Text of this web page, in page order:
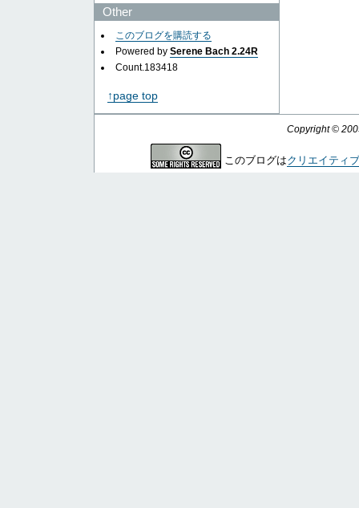
Other
このブログを購読する
Powered by Serene Bach 2.24R
Count.183418
↑page top
Copyright ©
このブログはクリエイティ